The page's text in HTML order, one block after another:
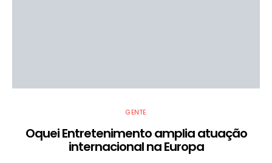
GENTE
Oquei Entretenimento amplia atuação
internacional na Europa